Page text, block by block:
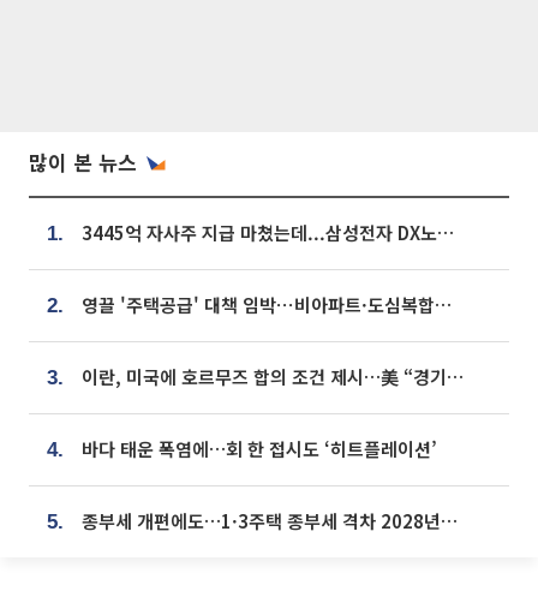
많이 본 뉴스
1. 3445억 자사주 지급 마쳤는데...삼성전자 DX노조, 뒤늦은 '떼쓰기 집회'
2. 영끌 '주택공급' 대책 임박⋯비아파트·도심복합까지 총동원
3. 이란, 미국에 호르무즈 합의 조건 제시…美 “경기 아직 안 끝나” [종합]
4. 바다 태운 폭염에…회 한 접시도 ‘히트플레이션’
5. 종부세 개편에도…1·3주택 종부세 격차 2028년부터 확대